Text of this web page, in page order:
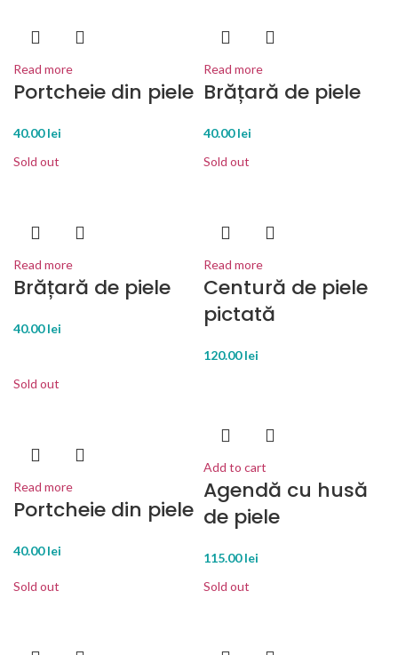
Read more
Portcheie din piele
40.00lei
Read more
Brățară de piele
40.00lei
Sold out
Read more
Brățară de piele
40.00lei
Sold out
Read more
Centură de piele
pictată
120.00lei
Sold out
Read more
Portcheie din piele
40.00lei
Add to cart
Agendă cu husă
de piele
115.00lei
Sold out
Sold out